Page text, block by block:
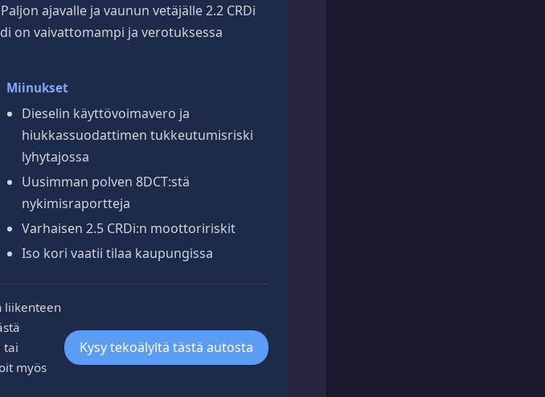
ajavalle ja vaunun vetäjälle 2.2 CRDi
on vaivattomampi ja verotuksessa
Miinukset
Dieselin käyttövoimavero ja
hiukkassuodattimen tukkeutumisriski
lyhytajossa
Uusimman polven 8DCT:stä
nykimisraportteja
Varhaisen 2.5 CRDi:n moottoririskit
Iso kori vaatii tilaa kaupungissa
liikenteen
tai
myös
Kysy tekoälyltä tästä autosta